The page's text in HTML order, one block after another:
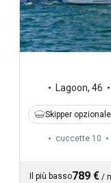
Lagoon, 46
Skipper opzionale
cuccette 10
Il più basso789 € /